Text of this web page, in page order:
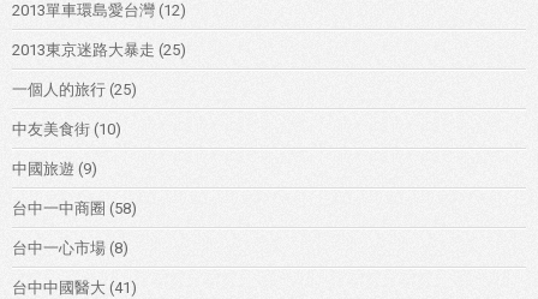
2013單車環島愛台灣 (12)
2013東京迷路大暴走 (25)
一個人的旅行 (25)
中友美食街 (10)
中國旅遊 (9)
台中一中商圈 (58)
台中一心市場 (8)
台中中國醫大 (41)